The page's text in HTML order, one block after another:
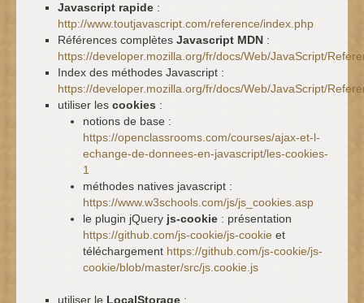
Javascript rapide :
http://www.toutjavascript.com/reference/index.php
Références complètes Javascript MDN :
https://developer.mozilla.org/fr/docs/Web/JavaScript/
Index des méthodes Javascript :
https://developer.mozilla.org/fr/docs/Web/JavaScript/
utiliser les cookies :
notions de base :
https://openclassrooms.com/courses/ajax-et-l-
echange-de-donnees-en-javascript/les-cookies-
1
méthodes natives javascript :
https://www.w3schools.com/js/js_cookies.asp
le plugin jQuery js-cookie : présentation
https://github.com/js-cookie/js-cookie et
téléchargement https://github.com/js-cookie/js-
cookie/blob/master/src/js.cookie.js
utiliser le LocalStorage :